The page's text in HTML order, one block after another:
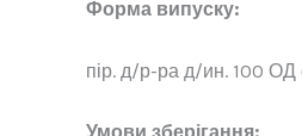
Форма випуску:
пір. д/р-ра д/ин. 100